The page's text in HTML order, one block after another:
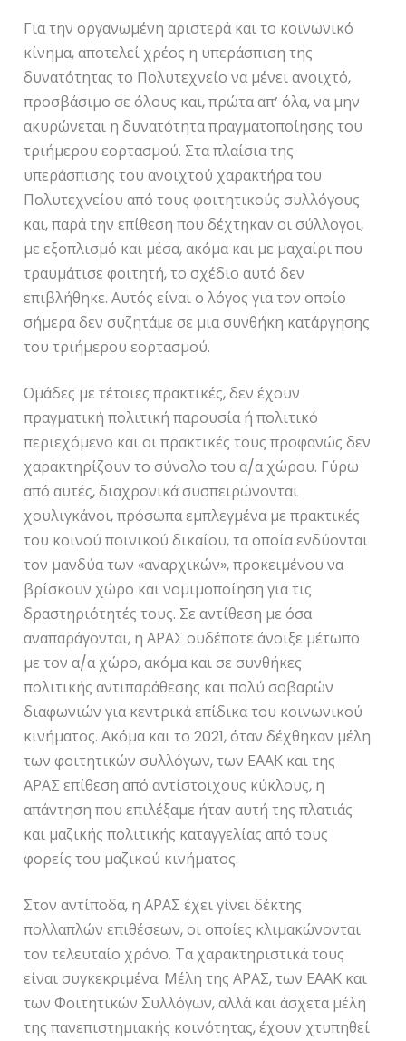
Για την οργανωμένη αριστερά και το κοινωνικό
κίνημα, αποτελεί χρέος η υπεράσπιση της
δυνατότητας το Πολυτεχνείο να μένει ανοιχτό,
προσβάσιμο σε όλους και, πρώτα απ’ όλα, να μην
ακυρώνεται η δυνατότητα πραγματοποίησης του
τριήμερου εορτασμού. Στα πλαίσια της
υπεράσπισης του ανοιχτού χαρακτήρα του
Πολυτεχνείου από τους φοιτητικούς συλλόγους
και, παρά την επίθεση που δέχτηκαν οι σύλλογοι,
με εξοπλισμό και μέσα, ακόμα και με μαχαίρι που
τραυμάτισε φοιτητή, το σχέδιο αυτό δεν
επιβλήθηκε. Αυτός είναι ο λόγος για τον οποίο
σήμερα δεν συζητάμε σε μια συνθήκη κατάργησης
του τριήμερου εορτασμού.
Ομάδες με τέτοιες πρακτικές, δεν έχουν
πραγματική πολιτική παρουσία ή πολιτικό
περιεχόμενο και οι πρακτικές τους προφανώς δεν
χαρακτηρίζουν το σύνολο του α/α χώρου. Γύρω
από αυτές, διαχρονικά συσπειρώνονται
χουλιγκάνοι, πρόσωπα εμπλεγμένα με πρακτικές
του κοινού ποινικού δικαίου, τα οποία ενδύονται
τον μανδύα των «αναρχικών», προκειμένου να
βρίσκουν χώρο και νομιμοποίηση για τις
δραστηριότητές τους. Σε αντίθεση με όσα
αναπαράγονται, η ΑΡΑΣ ουδέποτε άνοιξε μέτωπο
με τον α/α χώρο, ακόμα και σε συνθήκες
πολιτικής αντιπαράθεσης και πολύ σοβαρών
διαφωνιών για κεντρικά επίδικα του κοινωνικού
κινήματος. Ακόμα και το 2021, όταν δέχθηκαν μέλη
των φοιτητικών συλλόγων, των ΕΑΑΚ και της
ΑΡΑΣ επίθεση από αντίστοιχους κύκλους, η
απάντηση που επιλέξαμε ήταν αυτή της πλατιάς
και μαζικής πολιτικής καταγγελίας από τους
φορείς του μαζικού κινήματος.
Στον αντίποδα, η ΑΡΑΣ έχει γίνει δέκτης
πολλαπλών επιθέσεων, οι οποίες κλιμακώνονται
τον τελευταίο χρόνο. Τα χαρακτηριστικά τους
είναι συγκεκριμένα. Μέλη της ΑΡΑΣ, των ΕΑΑΚ και
των Φοιτητικών Συλλόγων, αλλά και άσχετα μέλη
της πανεπιστημιακής κοινότητας, έχουν χτυπηθεί